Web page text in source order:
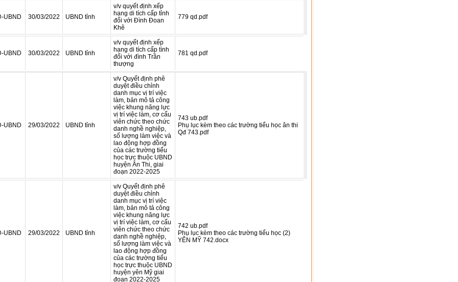
UBND 30/03/2022 UBND tỉnh
v/v quyết định xếp
hạng di tích cấp tỉnh
đối với Đình Đoan
Khê
779 qd.pdf
UBND 30/03/2022 UBND tỉnh
v/v quyết định xếp
hạng di tích cấp tình
đối với đình Trần
thượng
781 qd.pdf
UBND 29/03/2022 UBND tỉnh
v/v Quyết định phê
duyệt điều chỉnh
danh mục vị trí việc
làm, bản mô tả công
việc khung năng lực
vị trí việc làm, cơ cấu
viên chức theo chức
danh nghề nghiệp,
số lượng làm việc và
lao động hợp đồng
của các trường tiểu
học trực thuộc UBND
huyện Ân Thi, giai
đoạn 2022-2025
743 ub.pdf
Phụ lục kèm theo các trường tiểu học ân thi
Qđ 743.pdf
UBND 29/03/2022 UBND tỉnh
v/v Quyết định phê
duyệt điều chỉnh
danh mục vị trí việc
làm, bản mô tả công
việc khung năng lực
vị trí việc làm, cơ cấu
viên chức theo chức
danh nghề nghiệp,
số lượng làm việc và
lao động hợp đồng
của các trường tiểu
học trực thuộc UBND
huyện yên Mỹ giai
đoạn 2022-2025
742 ub.pdf
Phụ lục kèm theo các trường tiểu học (2)
YÊN MỸ 742.docx